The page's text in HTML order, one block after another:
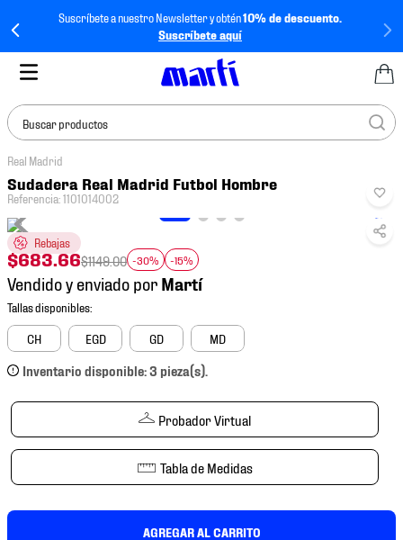
Suscríbete a nuestro Newsletter y obtén10% de descuento.
Suscríbete aquí
Buscar productos
Real Madrid
Sudadera Real Madrid Futbol Hombre
Referencia:1101014002
Rebajas
$683.66$1149.00 -30% -15%
Vendido y enviado por
CH EGD GD MD
Inventario disponible: 3 pieza(s).
Probador Virtual
Tabla de Medidas
AGREGAR AL CARRITO
TÉRMINOS MÁS
BUSCADOS
1.
2.
tenis hombre
3.
tenis
4.
tenis futbol
5.
jersey
6.
mochila
10. tenis nike